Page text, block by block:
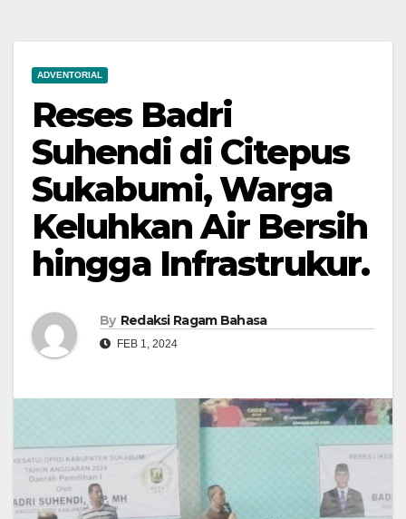
ADVENTORIAL
Reses Badri
Suhendi di Citepus
Sukabumi, Warga
Keluhkan Air Bersih
hingga Infrastrukur.
By Redaksi Ragam Bahasa
FEB 1, 2024